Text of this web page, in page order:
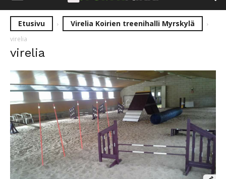
Etusivu Virelia Koirien treenihalli Myrskylä
virelia
virelia